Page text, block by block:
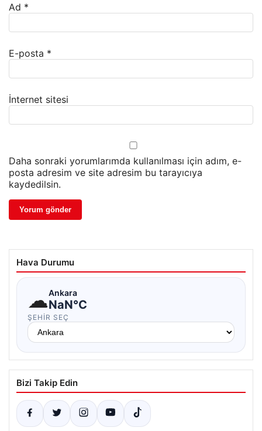
Ad *
E-posta *
İnternet sitesi
Daha sonraki yorumlarımda kullanılması için adım, e-
posta adresim ve site adresim bu tarayıcıya
kaydedilsin.
Hava Durumu
☁Ankara
NaN°C
ŞEHIR SEÇ
Bizi Takip Edin